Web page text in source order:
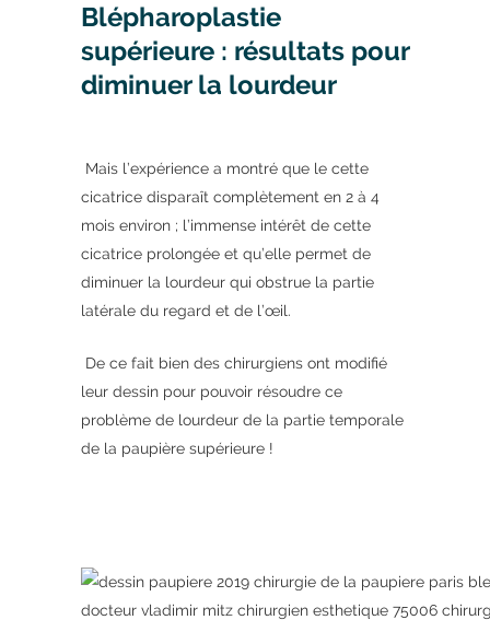
Blépharoplastie
supérieure : résultats pour
diminuer la lourdeur
Mais l’expérience a montré que le cette
cicatrice disparaît complètement en 2 à 4
mois environ ; l’immense intérêt de cette
cicatrice prolongée et qu’elle permet de
diminuer la lourdeur qui obstrue la partie
latérale du regard et de l’œil.
De ce fait bien des chirurgiens ont modifié
leur dessin pour pouvoir résoudre ce
problème de lourdeur de la partie temporale
de la paupière supérieure !